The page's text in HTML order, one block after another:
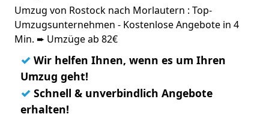
Umzug von Rostock nach Morlautern : Top-
Umzugsunternehmen - Kostenlose Angebote in 4
Min. ➨ Umzüge ab 82€
✓ Wir helfen Ihnen, wenn es um Ihren
Umzug geht!
✓ Schnell & unverbindlich Angebote
erhalten!